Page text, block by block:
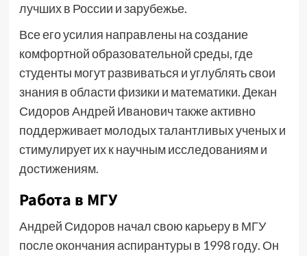
лучших в России и зарубежье.
Все его усилия направлены на создание
комфортной образовательной среды, где
студенты могут развиваться и углублять свои
знания в области физики и математики. Декан
Сидоров Андрей Иванович также активно
поддерживает молодых талантливых ученых и
стимулирует их к научным исследованиям и
достижениям.
Работа в МГУ
Андрей Сидоров начал свою карьеру в МГУ
после окончания аспирантуры в 1998 году. Он